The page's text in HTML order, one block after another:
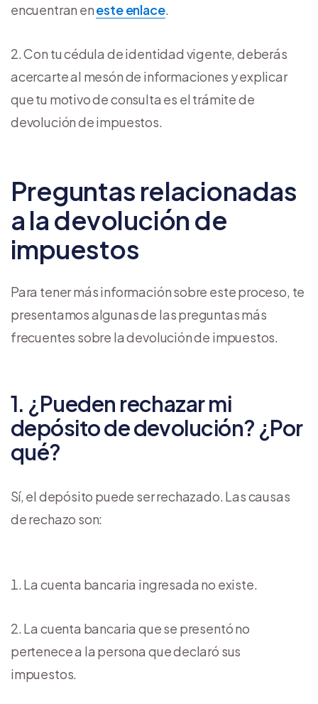
encuentran eneste enlace.
Con tu cédula de identidad vigente, deberás
acercarte al mesón de informaciones y explicar
que tu motivo de consulta es el trámite de
devolución de impuestos.
Preguntas relacionadas
a la devolución de
impuestos
Para tener más información sobre este proceso, te
presentamos algunas de las preguntas más
frecuentes sobre la devolución de impuestos.
1. ¿Pueden rechazar mi
depósito de devolución? ¿Por
qué?
Sí, el depósito puede ser rechazado. Las causas
de rechazo son:
La cuenta bancaria ingresada no existe.
La cuenta bancaria que se presentó no
pertenece a la persona que declaró sus
impuestos.